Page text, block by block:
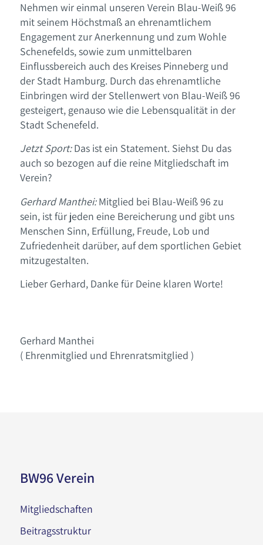
Nehmen wir einmal unseren Verein Blau-Weiß 96
mit seinem Höchstmaß an ehrenamtlichem
Engagement zur Anerkennung und zum Wohle
Schenefelds, sowie zum unmittelbaren
Einflussbereich auch des Kreises Pinneberg und
der Stadt Hamburg. Durch das ehrenamtliche
Einbringen wird der Stellenwert von Blau-Weiß 96
gesteigert, genauso wie die Lebensqualität in der
Stadt Schenefeld.
Jetzt Sport:Das ist ein Statement. Siehst Du das
auch so bezogen auf die reine Mitgliedschaft im
Verein?
Gerhard Manthei:Mitglied bei Blau-Weiß 96 zu
sein, ist für jeden eine Bereicherung und gibt uns
Menschen Sinn, Erfüllung, Freude, Lob und
Zufriedenheit darüber, auf dem sportlichen Gebiet
mitzugestalten.
Lieber Gerhard, Danke für Deine klaren Worte!
Gerhard Manthei
( Ehrenmitglied und Ehrenratsmitglied )
BW96 Verein
Mitgliedschaften
Beitragsstruktur